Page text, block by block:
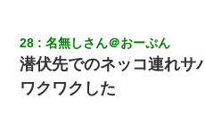
28 名無しさん＠おーぷん
潜伏先でのネッコ連れサ
ワクワクした